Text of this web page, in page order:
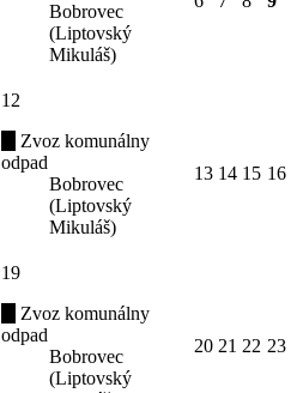
Bobrovec
(Liptovský
Mikuláš)
12
Zvoz komunálny
odpad
Bobrovec
(Liptovský
Mikuláš)
13 14 15 16
19
Zvoz komunálny
odpad
Bobrovec
(Liptovský
20 21 22 23